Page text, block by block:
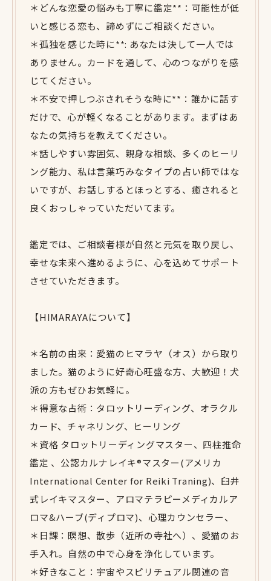
＊どんな恋愛の悩みも丁寧に鑑定**：可能性が低
いと感じる恋も、諦めずにご相談ください。
＊孤独を感じた時に**: あなたは決して一人では
ありません。カードを通して、心のつながりを感
じてください。
＊不安で押しつぶされそうな時に**：誰かに話す
だけで、心が軽くなることがあります。まずはあ
なたの気持ちを教えてください。
＊話しやすい雰囲気、親身な相談、多くのヒーリ
ング能力、私は言葉巧みなタイプの占い師ではな
いですが、お話しするとほっとする、癒されると
良くおっしゃっていただいてます。
鑑定では、ご相談者様が自然と元気を取り戻し、
幸せな未来へ進めるように、心を込めてサポート
させていただきます。
【HIMARAYAについて】
＊名前の由来：愛猫のヒマラヤ（オス）から取り
ました。猫のように好奇心旺盛な方、大歓迎！犬
派の方もぜひお気軽に。
＊得意な占術：タロットリーディング、オラクル
カード、チャネリング、ヒーリング
＊資格 タロットリーディングマスター、四柱推命
鑑定 、公認カルナレイキ®️マスター(アメリカ
International Center for Reiki Traning)、臼井
式レイキマスター、アロマテラピーメディカルア
ロマ&ハーブ(ディプロマ)、心理カウンセラー、
＊日課：瞑想、散歩（近所の寺社へ）、愛猫のお
手入れ。自然の中で心身を浄化しています。
＊好きなこと：宇宙やスピリチュアル関連の音